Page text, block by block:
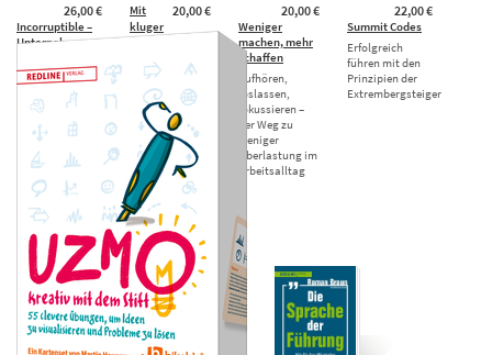
26,00 €
Incorruptible –
Unternehmen
Wachstum und
Verantwortung
Eine Anleitung
für die
Wirtschaft von
morgen
20,00 €
Mit
kluger
Kommunikation
machen
Nie wieder
sprachlos im
Arbeitsalltag –
die richtigen
Worte für jede
Situation
20,00 €
Weniger
machen, mehr
schaffen
Aufhören,
loslassen,
fokussieren –
der Weg zu
weniger
Überlastung im
Arbeitsalltag
22,00 €
Summit Codes
Erfolgreich
führen mit den
Prinzipien der
Extrembergsteiger